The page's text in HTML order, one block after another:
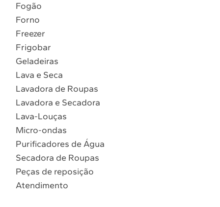
Localizar assistência técnica
9º Lava Seca
Fogão
Forno
Freezer
Frigobar
Geladeiras
Lava e Seca
Lavadora de Roupas
Lavadora e Secadora
Lava-Louças
Micro-ondas
Purificadores de Água
Secadora de Roupas
Peças de reposição
Atendimento